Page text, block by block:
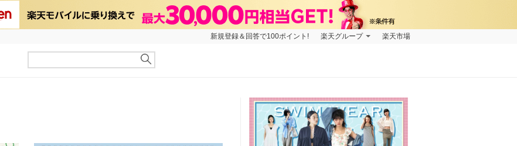
新規登録＆回答で100ポイント! 楽天グループ 楽天市場